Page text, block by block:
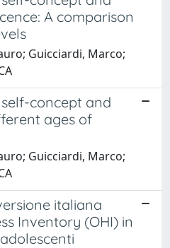
A comparison
Guicciardi, Marco;
concept and
ages of
Guicciardi, Marco;
italiana
Inventory (OHI) in